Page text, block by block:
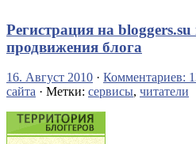
Регистрация на bloggers.su
продвижения блога
16. Август 2010 · Комментариев:
сайта · Метки: сервисы, читатели